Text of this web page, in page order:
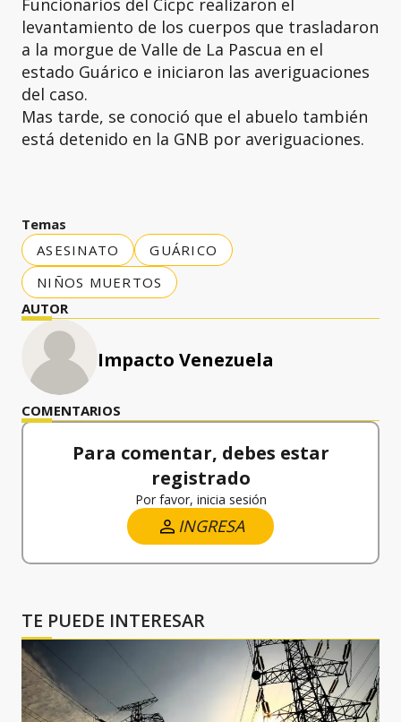
Funcionarios del Cicpc realizaron el
levantamiento de los cuerpos que trasladaron
a la morgue de Valle de La Pascua en el
estado Guárico e iniciaron las averiguaciones
del caso.
Mas tarde, se conoció que el abuelo también
está detenido en la GNB por averiguaciones.
Temas
ASESINATO
GUÁRICO
NIÑOS MUERTOS
AUTOR
Impacto Venezuela
COMENTARIOS
Para comentar, debes estar
registrado
Por favor, inicia sesión
INGRESA
TE PUEDE INTERESAR